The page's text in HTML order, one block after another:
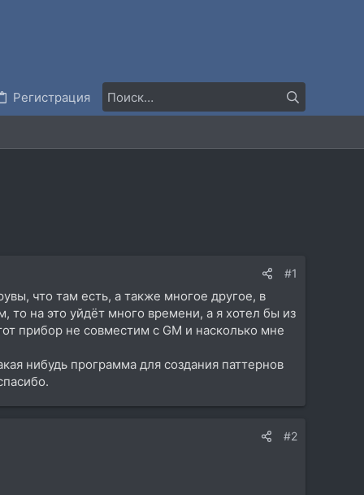
Регистрация
#1
что там есть, а также многое другое, в
то на это уйдёт много времени, а я хотел бы из
прибор не совместим с GM и насколько мне
нибудь программа для создания паттернов
#2